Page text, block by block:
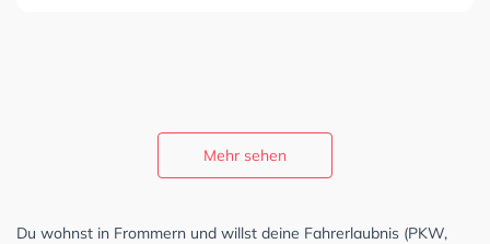
Mehr sehen
Du wohnst in Frommern und willst deine Fahrerlaubnis (PKW,